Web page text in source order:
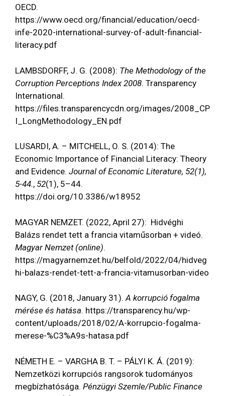
OECD.
https://www.oecd.org/financial/education/oecd-
infe-2020-international-survey-of-adult-financial-
literacy.pdf
LAMBSDORFF, J. G. (2008): The Methodology of the
Corruption Perceptions Index 2008. Transparency
International.
https://files.transparencycdn.org/images/2008_CP
I_LongMethodology_EN.pdf
LUSARDI, A. – MITCHELL, O. S. (2014): The
Economic Importance of Financial Literacy: Theory
and Evidence. Journal of Economic Literature, 52(1),
5-44., 52(1), 5–44.
https://doi.org/10.3386/w18952
MAGYAR NEMZET. (2022, April 27): Hidvéghi
Balázs rendet tett a francia vitaműsorban + videó.
Magyar Nemzet (online).
https://magyarnemzet.hu/belfold/2022/04/hidveg
hi-balazs-rendet-tett-a-francia-vitamusorban-video
NAGY, G. (2018, January 31).A korrupció fogalma
mérése és hatása. https://transparency.hu/wp-
content/uploads/2018/02/A-korrupcio-fogalma-
merese-%C3%A9s-hatasa.pdf
NÉMETH E. – VARGHA B. T. – PÁLYI K. Á. (2019):
Nemzetközi korrupciós rangsorok tudományos
megbízhatósága. Pénzügyi Szemle/Public Finance